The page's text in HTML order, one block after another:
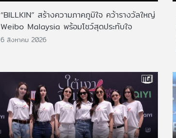
“BILLKIN” สร้างความภาคภูมิใจ คว้ารางวัลใหญ่
Weibo Malaysia พร้อมโชว์สุดประทับใจ
6 สิงหาคม 2026